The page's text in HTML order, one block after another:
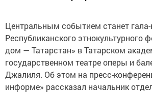
Центральным событием станет гала-
Республиканского этнокультурного
дом — Татарстан» в Татарском
государственном театре оперы и
Джалиля. Об этом на пресс-
информе» рассказал начальник